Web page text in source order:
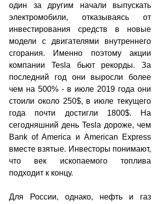
один за другим начали выпускать
электромобили, отказываясь от
инвестирования средств в новые
модели с двигателями внутреннего
сгорания. Именно поэтому акции
компании Tesla бьют рекорды. За
последний год они выросли более
чем на 500% - в июле 2019 года они
стоили около 250$, в июле текущего
года почти достигли 1800$. На
сегодняшний день Tesla дороже, чем
Bank of America и American Express
вместе взятые. Инвесторы понимают,
что век ископаемого топлива
подходит к концу.
Для России, однако, нефть и газ